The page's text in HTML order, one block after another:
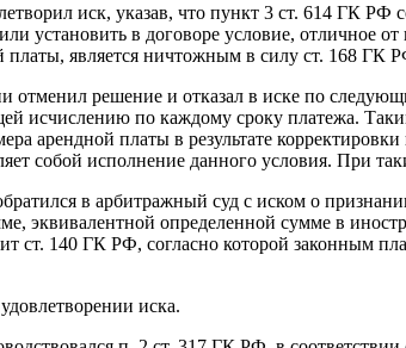
иск, указав, что пункт 3 ст. 614 ГК
установить в договоре условие, отличное
платы, является ничтожным в силу ст. 168 ГК
отменил решение и отказал в иске по
исчислению по каждому сроку платежа.
арендной платы в результате
собой исполнение данного условия. При
в арбитражный суд с иском о
эквивалентной определенной сумме в
ст. 140 ГК РФ, согласно которой законным
иска.